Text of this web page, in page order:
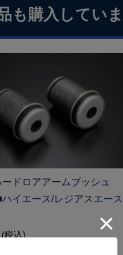
も購入してい
ドロアアームブッシュ
イエース/レジアスエース
(税込)